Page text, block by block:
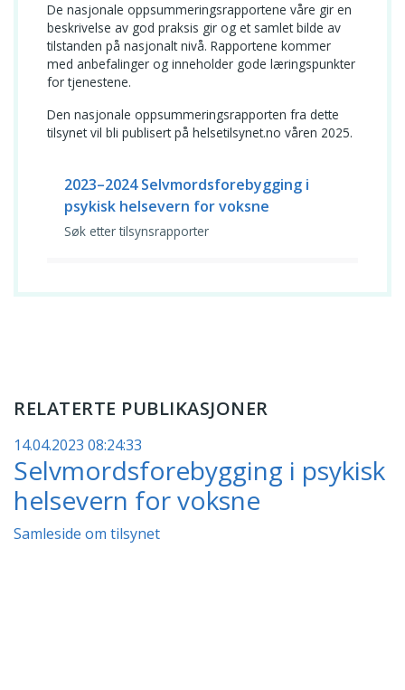
De nasjonale oppsummeringsrapportene våre gir en
beskrivelse av god praksis gir og et samlet bilde av
tilstanden på nasjonalt nivå. Rapportene kommer
med anbefalinger og inneholder gode læringspunkter
for tjenestene.
Den nasjonale oppsummeringsrapporten fra dette
tilsynet vil bli publisert på helsetilsynet.no våren 2025.
2023–2024 Selvmordsforebygging i
psykisk helsevern for voksne
Søk etter tilsynsrapporter
RELATERTE PUBLIKASJONER
14.04.2023 08:24:33
Selvmordsforebygging i psykisk
helsevern for voksne
Samleside om tilsynet